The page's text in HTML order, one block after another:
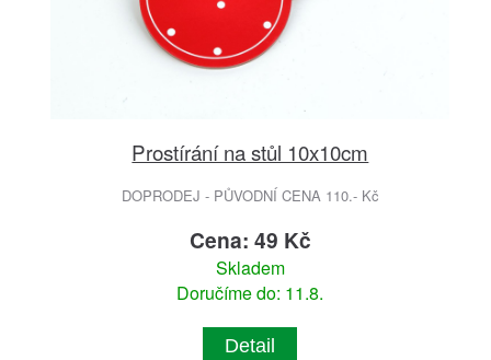
Prostírání na stůl 10x10cm
DOPRODEJ - PŮVODNÍ CENA 110.- Kč
Cena: 49 Kč
Skladem
Doručíme do: 11.8.
Detail